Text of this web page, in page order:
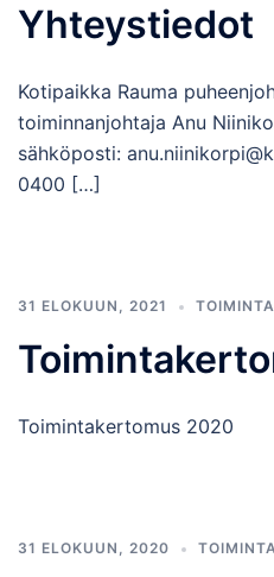
Yhteystiedot
Kotipaikka Rauma
toiminnanjohtaja Anu
sähköposti:
0400 […]
31 ELOKUUN, 2021
Toimintakertomus 2020
31 ELOKUUN, 2020